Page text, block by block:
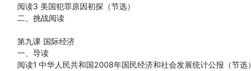
阅读3 美国犯罪原因初探（节选）
二、挑战阅读
第九课 国际经济
一、导读
阅读1 中华人民共和国2008年国民经济和社会发展统计公报（节选）